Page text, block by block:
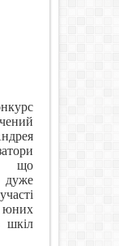
що
дуже
юних
шкіл